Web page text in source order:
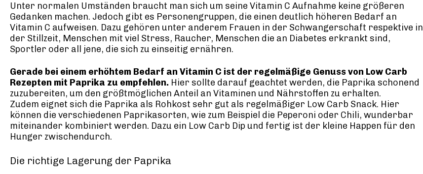
Unter normalen Umständen braucht man sich um seine Vitamin C Aufnahme keine größeren
Gedanken machen. Jedoch gibt es Personengruppen, die einen deutlich höheren Bedarf an
Vitamin C aufweisen. Dazu gehören unter anderem Frauen in der Schwangerschaft respektive in
der Stillzeit, Menschen mit viel Stress, Raucher, Menschen die an Diabetes erkrankt sind,
Sportler oder all jene, die sich zu einseitig ernähren.
Gerade bei einem erhöhtem Bedarf an Vitamin C ist der regelmäßige Genuss von Low Carb
Rezepten mit Paprika zu empfehlen. Hier sollte darauf geachtet werden, die Paprika schonend
zuzubereiten, um den größtmöglichen Anteil an Vitaminen und Nährstoffen zu erhalten.
Zudem eignet sich die Paprika als Rohkost sehr gut als regelmäßiger Low Carb Snack. Hier
können die verschiedenen Paprikasorten, wie zum Beispiel die Peperoni oder Chili, wunderbar
miteinander kombiniert werden. Dazu ein Low Carb Dip und fertig ist der kleine Happen für den
Hunger zwischendurch.
Die richtige Lagerung der Paprika